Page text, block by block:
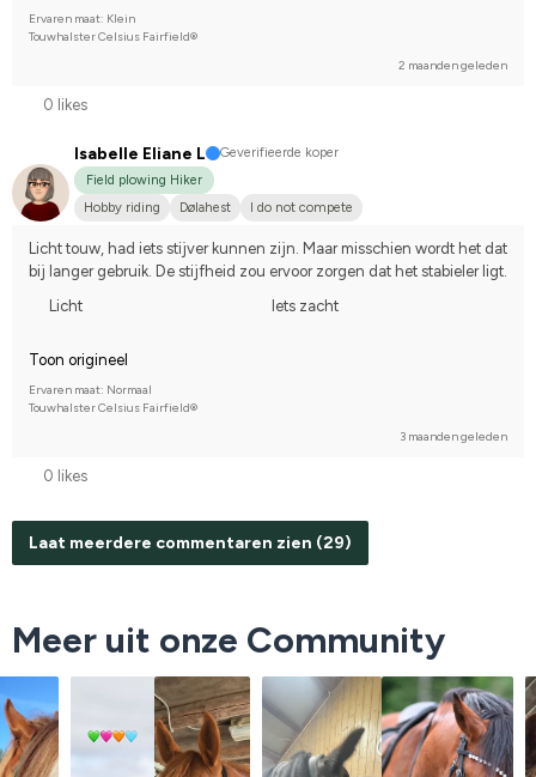
Ervaren maat: Klein
Touwhalster Celsius Fairfield®
2 maanden geleden
0 likes
Isabelle Eliane L
Geverifieerde koper
Field plowing Hiker
Hobby riding
Dølahest I do not compete
Licht touw, had iets stijver kunnen zijn. Maar misschien wordt het dat
bij langer gebruik. De stijfheid zou ervoor zorgen dat het stabieler ligt.
Licht
Iets zacht
Toon origineel
Ervaren maat: Normaal
Touwhalster Celsius Fairfield®
3 maanden geleden
0 likes
Laat meerdere commentaren zien (29)
Meer uit onze Community